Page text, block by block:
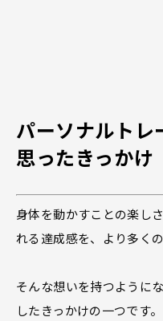
パーソナルトレ
思ったきっかけ
身体を動かすことの楽し
れる達成感を、より多く
そんな想いを持つように
したきっかけの一つです。